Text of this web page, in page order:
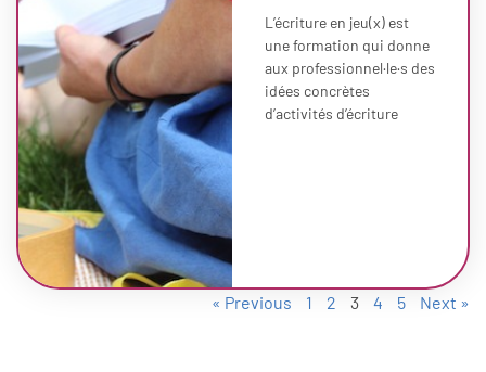
L’écriture en jeu(x) est
une formation qui donne
aux professionnel·le·s des
idées concrètes
d’activités d’écriture
« Previous 1 2 3 4 5 Next »